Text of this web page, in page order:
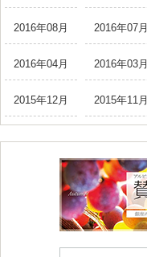
2016年08月 2016年07月
2016年04月 2016年03月
2015年12月 2015年11月